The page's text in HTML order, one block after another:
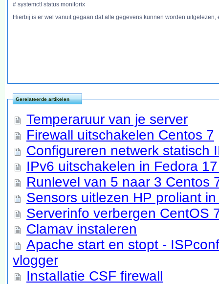
# systemctl status monitorix
Hierbij is er wel vanuit gegaan dat alle gegevens kunnen worden uitgelezen,
Gerelateerde artikelen
Temperaruur van je server
Firewall uitschakelen Centos 7
Configureren netwerk statisch
IPv6 uitschakelen in Fedora
Runlevel van 5 naar 3 Centos
Sensors uitlezen HP proliant
Serverinfo verbergen CentOS
Clamav instaleren
Apache start en stopt -
vlogger
Installatie CSF firewall